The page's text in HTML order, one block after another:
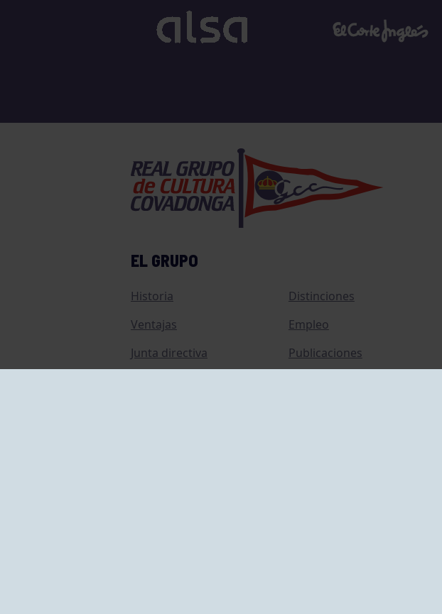
EL GRUPO
Historia
Distinciones
Ventajas
Empleo
Junta directiva
Publicaciones